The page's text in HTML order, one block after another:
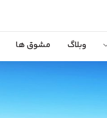
وبلاگ مشوق ها